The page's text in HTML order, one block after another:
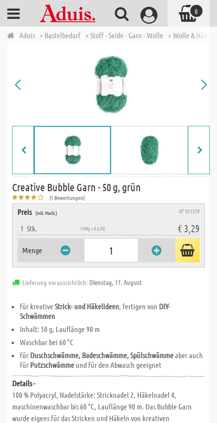
Aduis > Bastelbedarf > Stoff - Seide - Garn - Wolle > Wolle &
Creative Bubble Garn - 50 g, grün
(1 Bewertungen)
Preis (inkl. MwSt.) N° 921379
1 Stk. (100g = € 6,58) € 3,29
Menge
Lieferung voraussichtlich: Dienstag, 11. August
für kreativeStrick- und Häkelideen, fertigen von DIY-
Schwämmen
Inhalt: 50 g, Lauflänge 90 m
Waschbar bei 60 °C
für Duschschwämme, Badeschwämme, Spülschwämmeaber auch
für Putzschwämme und für den Abwasch geeignet
Details -
100 % Polyacryl, Nadelstärke: Stricknadel 2, Häkelnadel 4,
maschinenwaschbar bis 60 °C, Lauflänge 90 m. Das Bubble Garn
wurde eigens für das Stricken und Häkeln von kreativen
0